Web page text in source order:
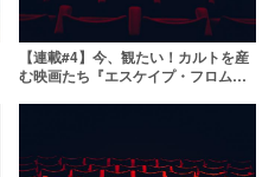
【連載#4】今、観たい！カルトを産
む映画たち『エスケイプ・フロム・